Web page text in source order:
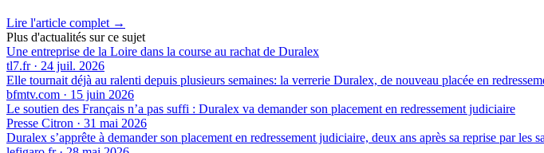
Lire l'article complet →
Plus d'actualités sur ce sujet
Une entreprise de la Loire dans la course au rachat de Duralex
tl7.fr· 24 juil. 2026
Elle tournait déjà au ralenti depuis plusieurs semaines: la verrerie Duralex, de nouveau placée en
bfmtv.com · 15 juin 2026
Le soutien des Français n’a pas suffi : Duralex va demander son placement en redressement judiciaire
Presse Citron · 31 mai 2026
Duralex s’apprête à demander son placement en redressement judiciaire, deux ans après sa reprise par les